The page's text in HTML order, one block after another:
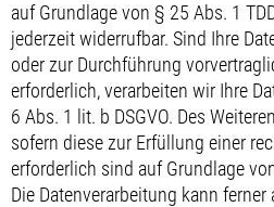
auf Grundlage von § 25 Abs. 1
jederzeit widerrufbar. Sind Ihre
oder zur Durchführung
erforderlich, verarbeiten wir Ihre
6 Abs. 1 lit. b DSGVO. Des
sofern diese zur Erfüllung einer
erforderlich sind auf Grundlage
Die Datenverarbeitung kann